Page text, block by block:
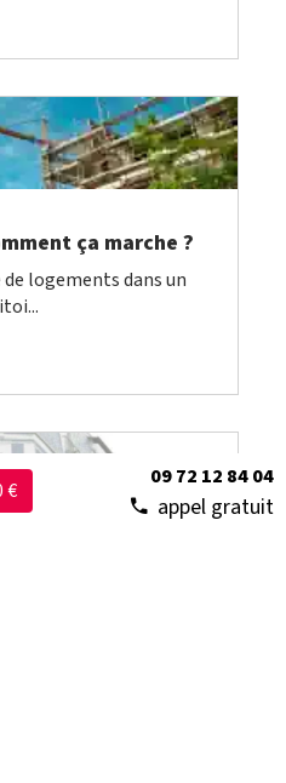
ça marche ?
logements dans un
€
09 72 12 84 04
appel gratuit